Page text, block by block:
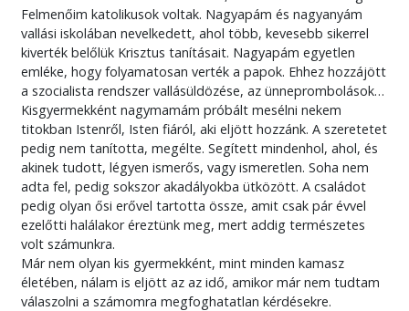
Felmenőim katolikusok voltak. Nagyapám és nagyanyám
vallási iskolában nevelkedett, ahol több, kevesebb sikerrel
kiverték belőlük Krisztus tanításait. Nagyapám egyetlen
emléke, hogy folyamatosan verték a papok. Ehhez hozzájött
a szocialista rendszer vallásüldözése, az ünneprombolások…
Kisgyermekként nagymamám próbált mesélni nekem
titokban Istenről, Isten fiáról, aki eljött hozzánk. A szeretetet
pedig nem tanította, megélte. Segített mindenhol, ahol, és
akinek tudott, légyen ismerős, vagy ismeretlen. Soha nem
adta fel, pedig sokszor akadályokba ütközött. A családot
pedig olyan ősi erővel tartotta össze, amit csak pár évvel
ezelőtti halálakor éreztünk meg, mert addig természetes
volt számunkra.
Már nem olyan kis gyermekként, mint minden kamasz
életében, nálam is eljött az az idő, amikor már nem tudtam
válaszolni a számomra megfoghatatlan kérdésekre.